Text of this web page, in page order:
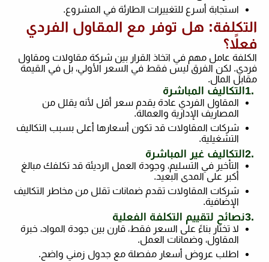
استجابة أسرع للتغييرات الطارئة في المشروع.
التكلفة: هل توفر مع المقاول الفردي
فعلاً؟
الكلفة عامل مهم في اتخاذ القرار بين شركة مقاولات ومقاول
فردي. لكن الفرق ليس فقط في السعر الأولي، بل في القيمة
مقابل المال.
1.التكاليف المباشرة
المقاول الفردي عادة يقدم سعر أقل لأنه يقلل من
المصاريف الإدارية والعمالة.
شركات المقاولات قد تكون أسعارها أعلى بسبب التكاليف
التشغيلية.
2.التكاليف غير المباشرة
التأخير في التسليم، وجودة العمل الرديئة قد تكلفك مبالغ
أكبر على المدى البعيد.
شركات المقاولات تقدم ضمانات تقلل من مخاطر التكاليف
الإضافية.
3.نصائح لتقييم التكلفة الفعلية
لا تختار بناءً على السعر فقط، قارن بين جودة المواد، خبرة
المقاول، وضمانات العمل.
اطلب عروض أسعار مفصلة مع جدول زمني واضح .